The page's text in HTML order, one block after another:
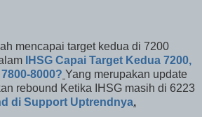
mencapai target kedua di 7200
IHSG Capai Target Kedua 7200,
8000? Yang merupakan update
rebound Ketika IHSG masih di 6223
di Support Uptrendnya.